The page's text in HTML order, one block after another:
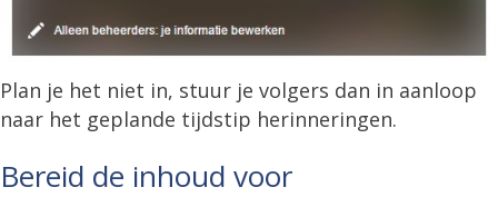
Plan je het niet in, stuur je volgers dan in aanloop
naar het geplande tijdstip herinneringen.
Bereid de inhoud voor